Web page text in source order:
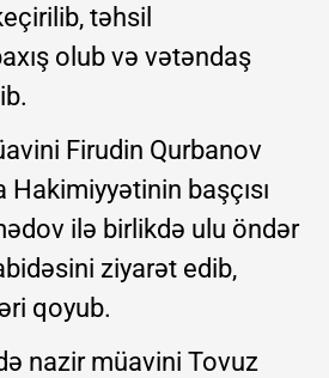
təhsil
olub və vətəndaş
Firudin Qurbanov
başçısı
ilə birlikdə ulu öndər
ziyarət edib,
qoyub.
nazir müavini Tovuz